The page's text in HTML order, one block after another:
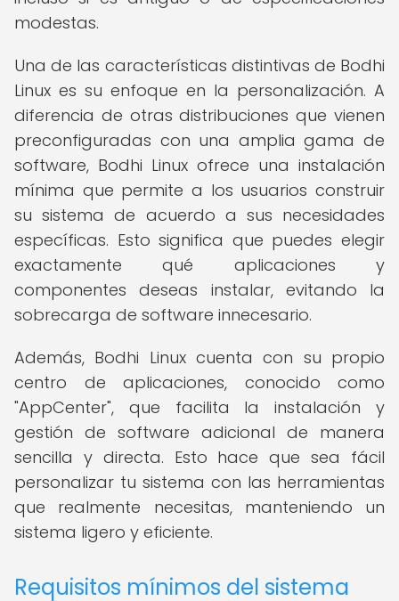
modestas.
Una de las características distintivas de Bodhi
Linux es su enfoque en la personalización. A
diferencia de otras distribuciones que vienen
preconfiguradas con una amplia gama de
software, Bodhi Linux ofrece una instalación
mínima que permite a los usuarios construir
su sistema de acuerdo a sus necesidades
específicas. Esto significa que puedes elegir
exactamente qué aplicaciones y
componentes deseas instalar, evitando la
sobrecarga de software innecesario.
Además, Bodhi Linux cuenta con su propio
centro de aplicaciones, conocido como
"AppCenter", que facilita la instalación y
gestión de software adicional de manera
sencilla y directa. Esto hace que sea fácil
personalizar tu sistema con las herramientas
que realmente necesitas, manteniendo un
sistema ligero y eficiente.
Requisitos mínimos del sistema